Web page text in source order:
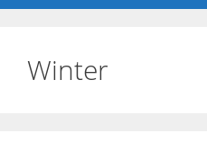
Winter